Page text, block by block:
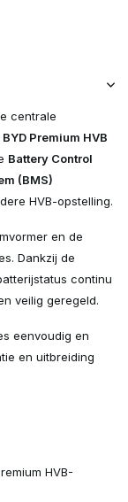
centrale
BYD Premium HVB
Battery Control
(BMS)
HVB-opstelling.
en de
Dankzij de
continu
veilig geregeld.
eenvoudig en
en uitbreiding
HVB-